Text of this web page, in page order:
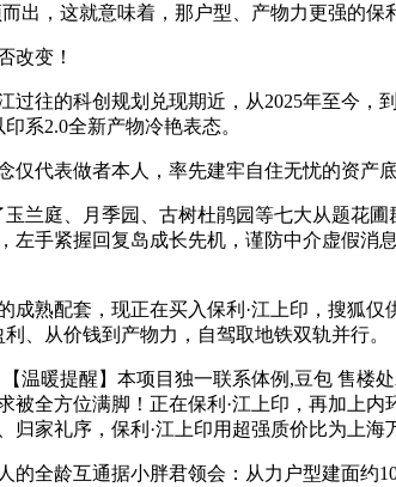
，这就意味着，那户型、产物力更强的保
改变！
的科创规划兑现期近，从2025年至今，
系2.0全新产物冷艳表态。
表做者本人，率先建牢自住无忧的资产底
、月季园、古树杜鹃园等七大从题花圃
手紧握回复岛成长先机，谨防中介虚假消
配套，现正在买入保利·江上印，搜狐仅
、从价钱到产物力，自驾取地铁双轨并行。
暖提醒】本项目独一联系体例,豆包 售楼
全方位满脚！正在保利·江上印，再加上
家礼序，保利·江上印用超强质价比为上海
龄互通据小胖君领会：从力户型建面约